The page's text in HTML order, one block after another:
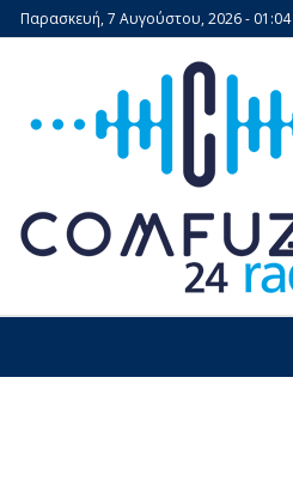
Παρασκευή, 7 Αυγούστου, 2026 - 01:04